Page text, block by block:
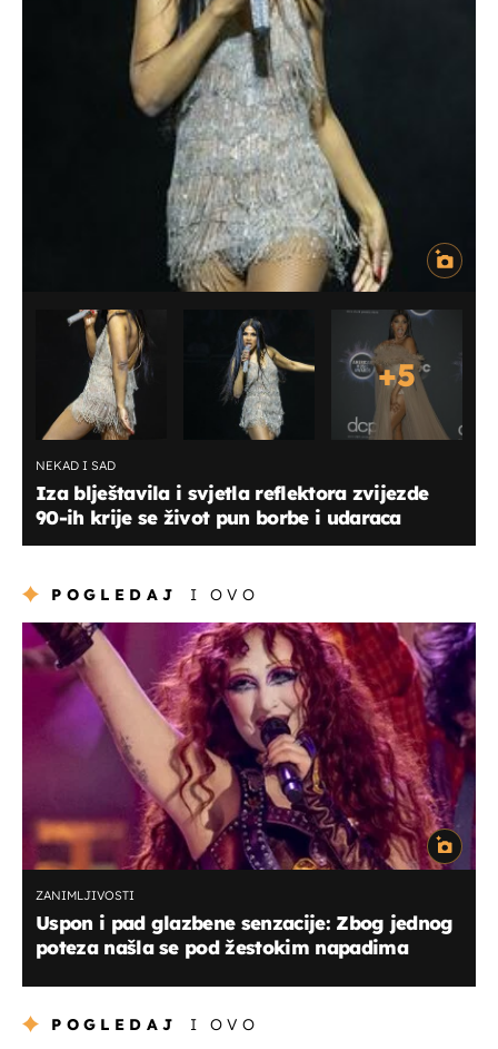
+5
NEKAD I SAD
Iza blještavila i svjetla reflektora zvijezde
90-ih krije se život pun borbe i udaraca
POGLEDAJ I OVO
ZANIMLJIVOSTI
Uspon i pad glazbene senzacije: Zbog jednog
poteza našla se pod žestokim napadima
POGLEDAJ I OVO